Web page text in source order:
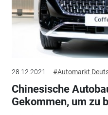
28.12.2021 #Automarkt
Chinesische
Gekommen, um zu